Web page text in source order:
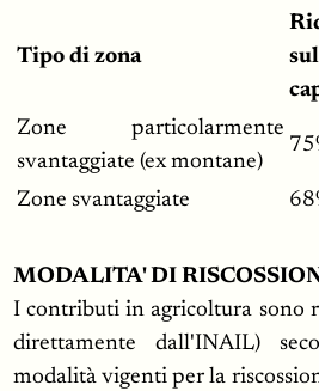
Tipo di zona
Zone particolarmente
svantaggiate (ex montane)
Zone svantaggiate
MODALITA' DI
I contributi in agricoltura sono
direttamente dall'INAIL)
modalità vigenti per la